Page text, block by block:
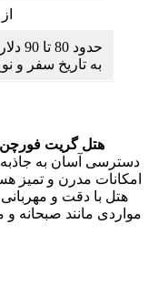
9.2 از 10
حدود 80
به تاریخ سفر و
هتل گریت
دسترسی آسان به
امکانات مدرن و تمیز
هتل با دقت و
مواردی مانند صبحانه